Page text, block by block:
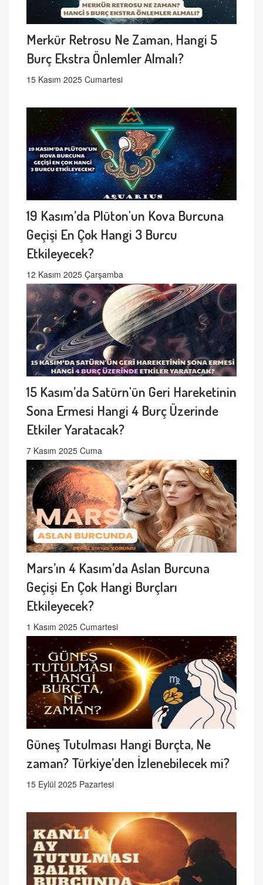
Merkür Retrosu Ne Zaman, Hangi 5
Burç Ekstra Önlemler Almalı?
15 Kasım 2025 Cumartesi
19 Kasım’da Plüton'un Kova Burcuna
Geçişi En Çok Hangi 3 Burcu
Etkileyecek?
12 Kasım 2025 Çarşamba
15 Kasım’da Satürn'ün Geri Hareketinin
Sona Ermesi Hangi 4 Burç Üzerinde
Etkiler Yaratacak?
7 Kasım 2025 Cuma
Mars’ın 4 Kasım’da Aslan Burcuna
Geçişi En Çok Hangi Burçları
Etkileyecek?
1 Kasım 2025 Cumartesi
Güneş Tutulması Hangi Burçta, Ne
zaman? Türkiye’den İzlenebilecek mi?
15 Eylül 2025 Pazartesi